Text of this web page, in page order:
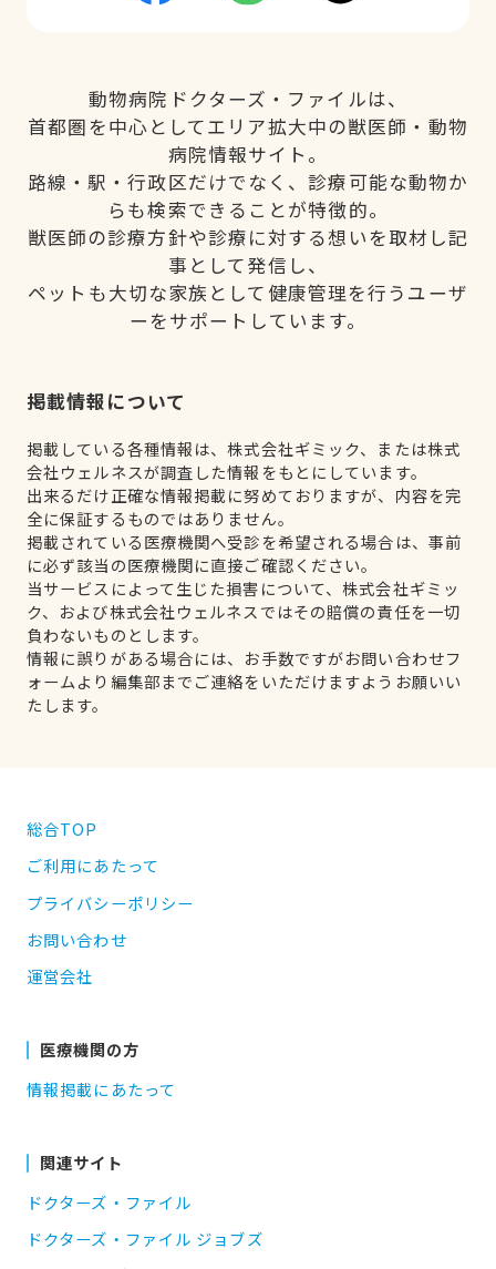
動物病院ドクターズ・ファイルは、
首都圏を中心としてエリア拡大中の獣医師・動物
病院情報サイト。
路線・駅・行政区だけでなく、診療可能な動物か
らも検索できることが特徴的。
獣医師の診療方針や診療に対する想いを取材し記
事として発信し、
ペットも大切な家族として健康管理を行うユーザ
ーをサポートしています。
掲載情報について
掲載している各種情報は、株式会社ギミック、または株式
会社ウェルネスが調査した情報をもとにしています。
出来るだけ正確な情報掲載に努めておりますが、内容を完
全に保証するものではありません。
掲載されている医療機関へ受診を希望される場合は、事前
に必ず該当の医療機関に直接ご確認ください。
当サービスによって生じた損害について、株式会社ギミッ
ク、および株式会社ウェルネスではその賠償の責任を一切
負わないものとします。
情報に誤りがある場合には、お手数ですがお問い合わせフ
ォームより編集部までご連絡をいただけますようお願いい
たします。
総合TOP
ご利用にあたって
プライバシーポリシー
お問い合わせ
運営会社
医療機関の方
情報掲載にあたって
関連サイト
ドクターズ・ファイル
ドクターズ・ファイル ジョブズ